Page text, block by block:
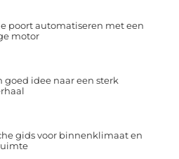
poort automatiseren met een
motor
goed idee naar een sterk
gids voor binnenklimaat en